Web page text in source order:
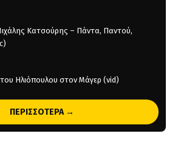
Κατσούρης – Πάντα, Παντού,
Ηλιόπουλου στον Μάγερ (vid)
ΠΕΡΙΣΣΟΤΕΡΑ →